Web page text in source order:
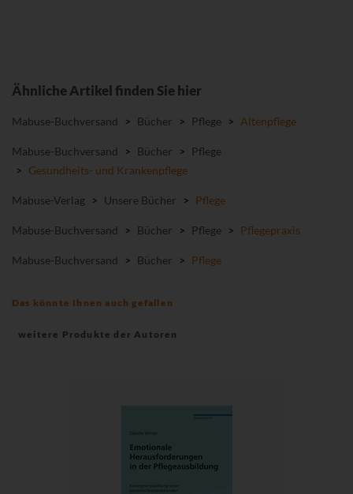
Ähnliche Artikel finden Sie hier
Mabuse-Buchversand > Bücher > Pflege > Altenpflege
Mabuse-Buchversand > Bücher >
Pflege
> Gesundheits- und Krankenpflege
Mabuse-Verlag > Unsere Bücher > Pflege
Mabuse-Buchversand > Bücher > Pflege > Pflegepraxis
Mabuse-Buchversand > Bücher > Pflege
Das könnte Ihnen auch gefallen
weitere Produkte der Autoren